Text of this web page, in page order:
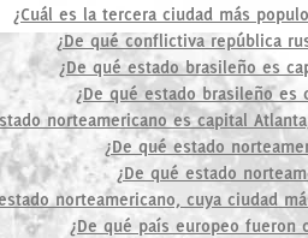
¿Cuál es la tercera ciudad más
¿De qué conflictiva república
¿De qué estado brasileño es
¿De qué estado brasileño es
norteamericano es capital
¿De qué estado
¿De qué estado
norteamericano, cuya ciudad
¿De qué país europeo fueron